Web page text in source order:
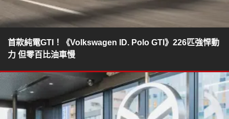
首款純電GTI！《Volkswagen ID. Polo GTI》226匹強悍動
力 但零百比油車慢